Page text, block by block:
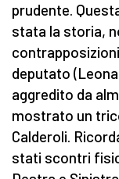
prudente.
stata la storia,
deputato
aggredito da
mostrato un
Calderoli.
stati scontri